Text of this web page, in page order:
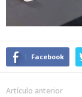
Facebook
Artículo anterior